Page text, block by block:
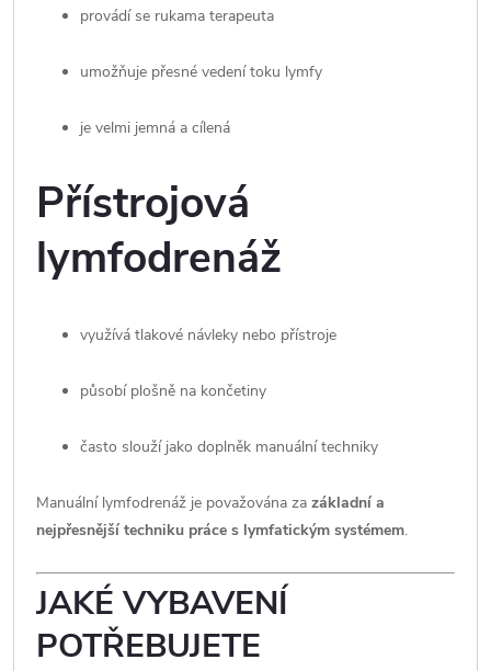
provádí se rukama terapeuta
umožňuje přesné vedení toku lymfy
je velmi jemná a cílená
Přístrojová
lymfodrenáž
využívá tlakové návleky nebo přístroje
působí plošně na končetiny
často slouží jako doplněk manuální techniky
Manuální lymfodrenáž je považována za základní a
nejpřesnější techniku práce s lymfatickým systémem.
JAKÉ VYBAVENÍ
POTŘEBUJETE